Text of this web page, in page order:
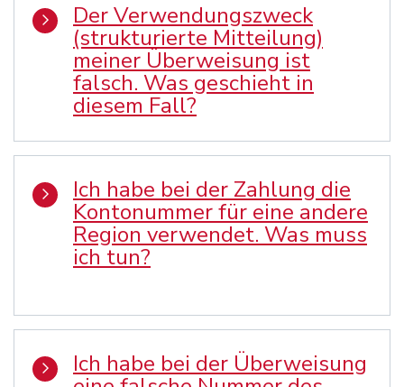
Der Verwendungszweck
(strukturierte Mitteilung)
meiner Überweisung ist
falsch. Was geschieht in
diesem Fall?
Ich habe bei der Zahlung die
Kontonummer für eine andere
Region verwendet. Was muss
ich tun?
Ich habe bei der Überweisung